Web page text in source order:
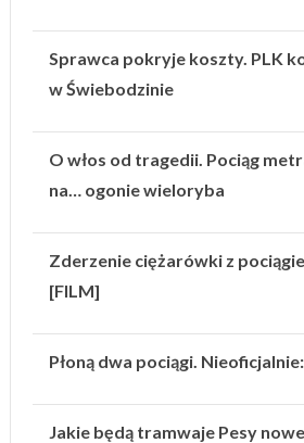
Sprawca pokryje koszty. PLK
w Świebodzinie
O włos od tragedii. Pociąg
na… ogonie wieloryba
Zderzenie ciężarówki z
[FILM]
Płoną dwa pociągi.
Jakie będą tramwaje Pesy